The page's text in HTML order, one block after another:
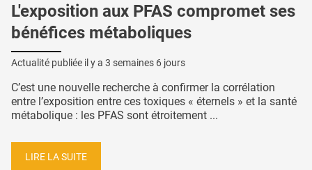
L'exposition aux PFAS compromet ses
bénéfices métaboliques
Actualité publiée il y a 3 semaines 6 jours
C’est une nouvelle recherche à confirmer la corrélation
entre l’exposition entre ces toxiques « éternels » et la santé
métabolique : les PFAS sont étroitement ...
LIRE LA SUITE